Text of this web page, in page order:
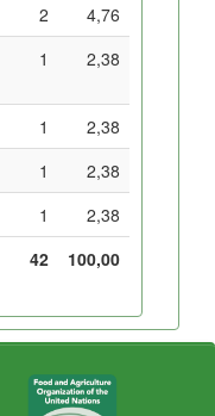
2
4,76
1 2,38
1
2,38
1
2,38
1
2,38
42
100,00